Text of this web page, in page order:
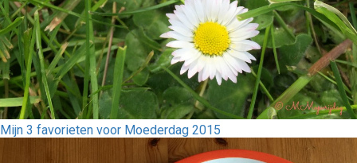
Mijn 3 favorieten voor Moederdag 2015